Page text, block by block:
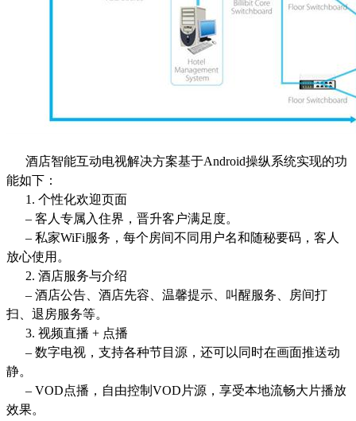
酒店智能互动电视解决方案基于Android操纵系统实现的功
能如下：
1. 个性化欢迎页面
– 客人专属入住界，晋升客户满足度。
– 私家WiFi服务，每个房间不同用户名和随秘要码，客人
放心使用。
2. 酒店服务与介绍
– 酒店公告、酒店先容、温馨提示、叫醒服务、房间打
扫、退房服务等。
3. 视频直播 + 点播
– 数字电视，支持各种节目源，还可以同时在画面推送动
静。
– VOD点播，自由控制VOD片源，享受本地流畅大片播放
效果。